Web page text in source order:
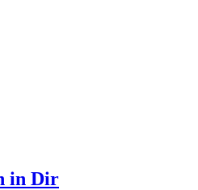
in Dir